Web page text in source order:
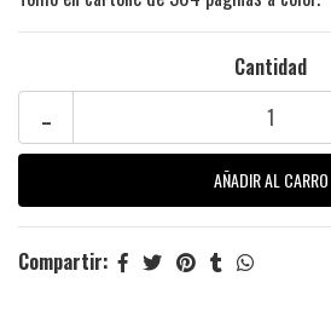
Cantidad
-
Compartir: